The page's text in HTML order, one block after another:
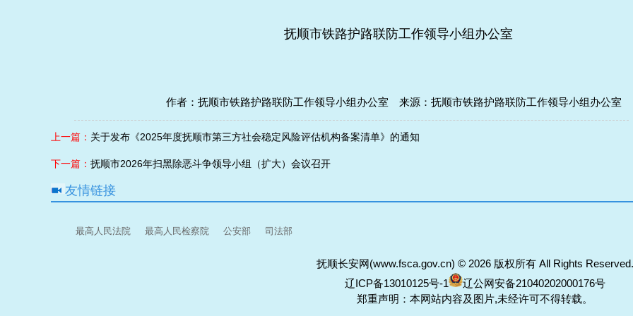
抚顺市铁路护路联防工作领导小组办公室
作者： 抚顺市铁路护路联防工作领导小组办公室 来源：抚顺市铁路护路联防工作领导小组办公室
上一篇： 关于发布《2025年度抚顺市第三方社会稳定风险评估机构备案清单》的通知
下一篇： 抚顺市2026年扫黑除恶斗争领导小组（扩大）会议召开
友情链接
最高人民法院 最高人民检察院 公安部 司法部
抚顺长安网(www.fsca.gov.cn) © 2026 版权所有 All Rights Reserved.
辽ICP备13010125号-1
辽公网安备21040202000176号
郑重声明：本网站内容及图片,未经许可不得转载。